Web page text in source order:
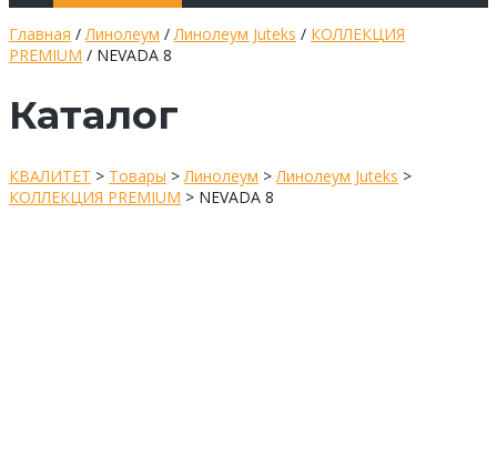
Главная /Линолеум /Линолеум Juteks / КОЛЛЕКЦИЯ
PREMIUM / NEVADA 8
Каталог
КВАЛИТЕТ > Товары >Линолеум >Линолеум Juteks >
КОЛЛЕКЦИЯ PREMIUM > NEVADA 8